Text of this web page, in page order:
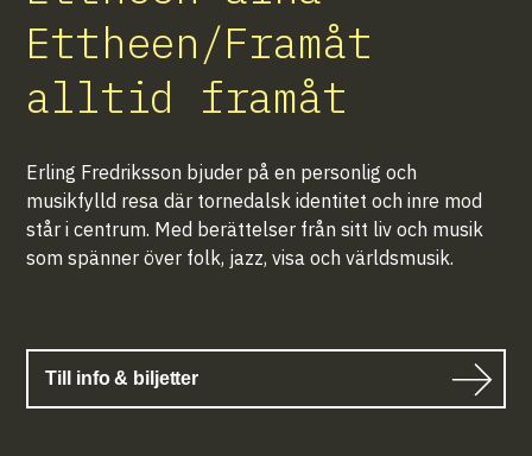
Ettheen/Framåt
alltid framåt
Erling Fredriksson bjuder på en personlig och
musikfylld resa där tornedalsk identitet och inre mod
står i centrum. Med berättelser från sitt liv och musik
som spänner över folk, jazz, visa och världsmusik.
Till info & biljetter